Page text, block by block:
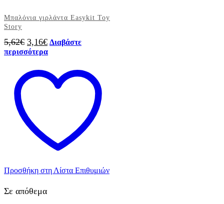
Μπαλόνια γιρλάντα Easykit Toy
Story
5,62€ Original
price
5,62€.
3,16€Η
τρέχουσα
είναι:
3,16€.
Διαβάστε
περισσότερα
Προσθήκη στη Λίστα Επιθυμιών
Σε απόθεμα